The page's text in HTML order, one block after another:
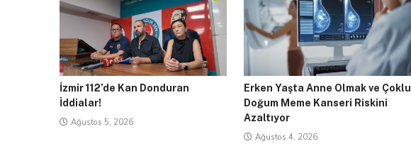
İzmir 112’de Kan Donduran
İddialar!
Ağustos 5, 2026
Erken Yaşta Anne Olmak ve Çoklu
Doğum Meme Kanseri Riskini
Azaltıyor
Ağustos 4, 2026